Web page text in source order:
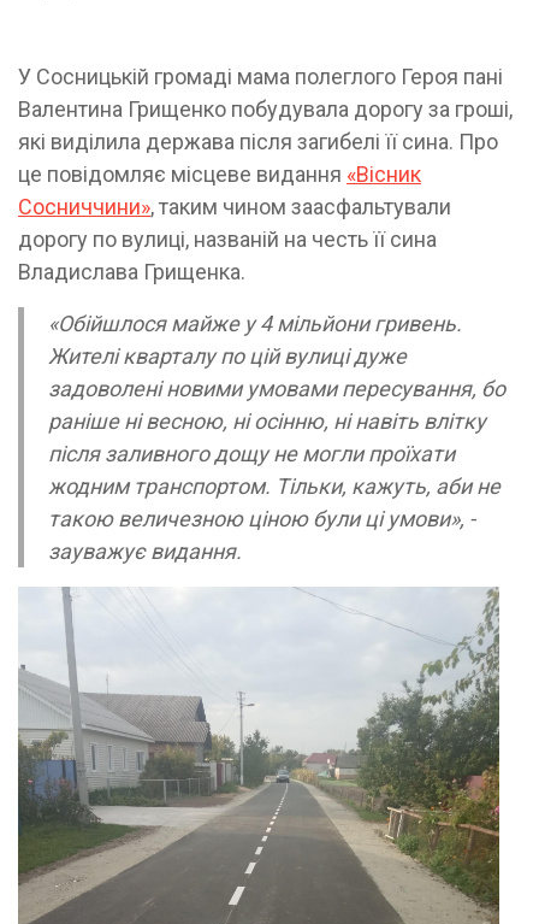
У Сосницькій громаді мама полеглого Героя пані
Валентина Грищенко побудувала дорогу за гроші,
які виділила держава після загибелі її сина. Про
це повідомляє місцеве видання «Вісник
Сосниччини», таким чином заасфальтували
дорогу по вулиці, названій на честь її сина
Владислава Грищенка.
«Обійшлося майже у 4 мільйони гривень.
Жителі кварталу по цій вулиці дуже
задоволені новими умовами пересування, бо
раніше ні весною, ні осінню, ні навіть влітку
після заливного дощу не могли проїхати
жодним транспортом. Тільки, кажуть, аби не
такою величезною ціною були ці умови», -
зауважує видання.